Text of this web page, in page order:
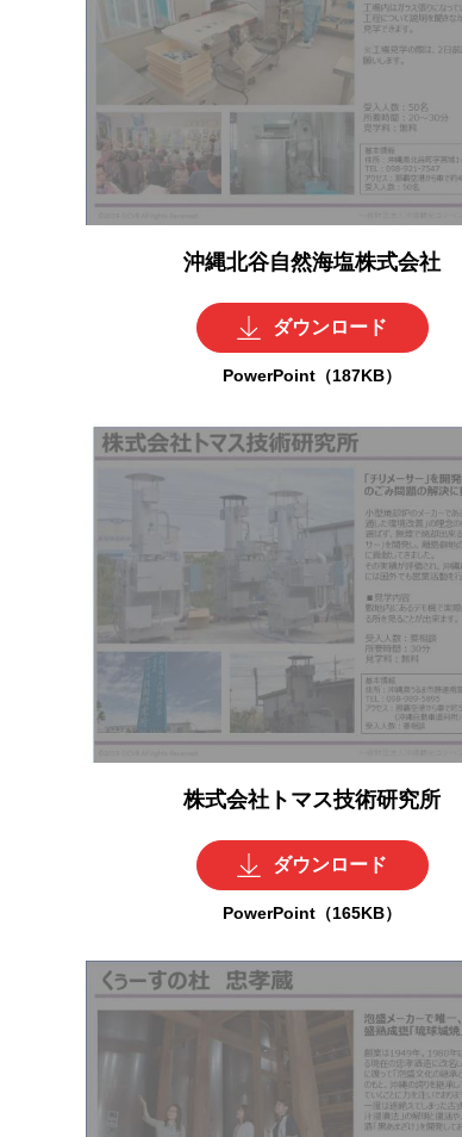
沖縄北谷自然海塩株式会社
ダウンロード
PowerPoint（187KB）
株式会社トマス技術研究所
ダウンロード
PowerPoint（165KB）